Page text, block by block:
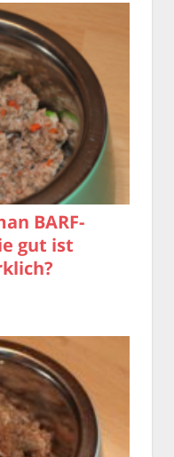
BARF-
gut ist